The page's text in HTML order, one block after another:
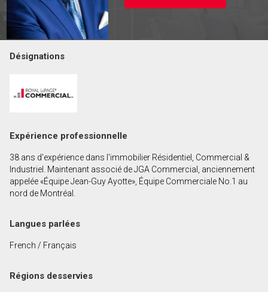
Prénom
Courriel
Téléphone
(Optionnel)
Message
Désignations
Expérience professionnelle
38 ans d'expérience dans l'immobilier Résidentiel, Commercial &
Industriel. Maintenant associé de JGA Commercial, anciennement
appelée «Équipe Jean-Guy Ayotte», Équipe Commerciale No.1 au
nord de Montréal.
Langues parlées
French / Français
Régions desservies